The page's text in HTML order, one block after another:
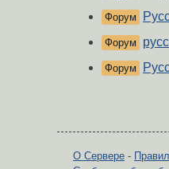
Форум
Форум
Форум
О Сервере -